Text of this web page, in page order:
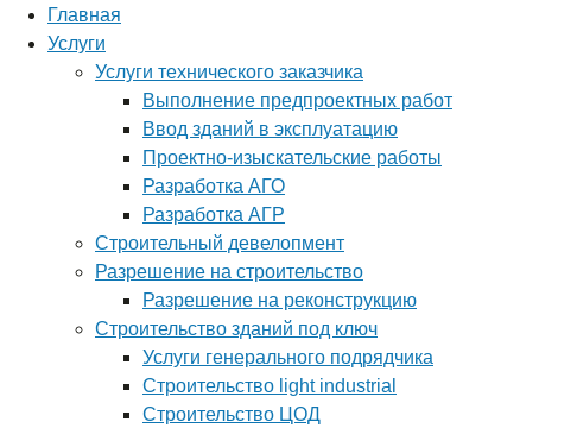
Главная
Услуги
Услуги технического заказчика
Выполнение предпроектных работ
Ввод зданий в эксплуатацию
Проектно-изыскательские работы
Разработка АГО
Разработка АГР
Строительный девелопмент
Разрешение на строительство
Разрешение на реконструкцию
Строительство зданий под ключ
Услуги генерального подрядчика
Строительство light industrial
Строительство ЦОД